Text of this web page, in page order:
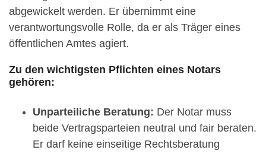
abgewickelt werden. Er übernimmt eine
verantwortungsvolle Rolle, da er als Träger eines
öffentlichen Amtes agiert.
Zu den wichtigsten Pflichten eines Notars
gehören:
Unparteiliche Beratung: Der Notar muss
beide Vertragsparteien neutral und fair beraten.
Er darf keine einseitige Rechtsberatung